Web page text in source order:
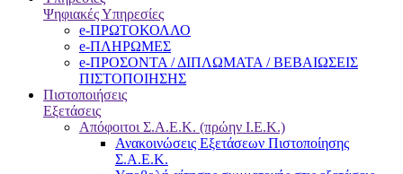
Ψηφιακές Υπηρεσίες
e-ΠΡΩΤΟΚΟΛΛΟ
e-ΠΛΗΡΩΜΕΣ
e-ΠΡΟΣΟΝΤΑ / ΔΙΠΛΩΜΑΤΑ / ΒΕΒΑΙΩΣΕΙΣ
ΠΙΣΤΟΠΟΙΗΣΗΣ
Πιστοποιήσεις
Εξετάσεις
Απόφοιτοι Σ.Α.Ε.Κ. (πρώην Ι.Ε.Κ.)
Ανακοινώσεις Εξετάσεων Πιστοποίησης
Σ.Α.Ε.Κ.